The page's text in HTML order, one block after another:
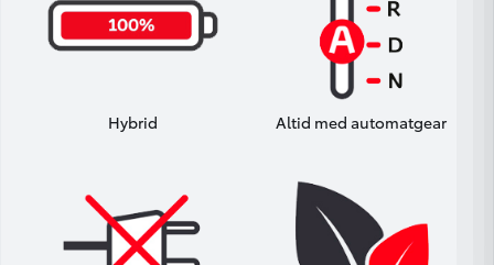
Hybrid Altid med automatgear